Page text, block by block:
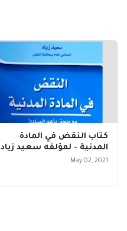
كتاب النقض في المادة
المدنية - لمؤلفه سعيد زياد
May 02, 2021